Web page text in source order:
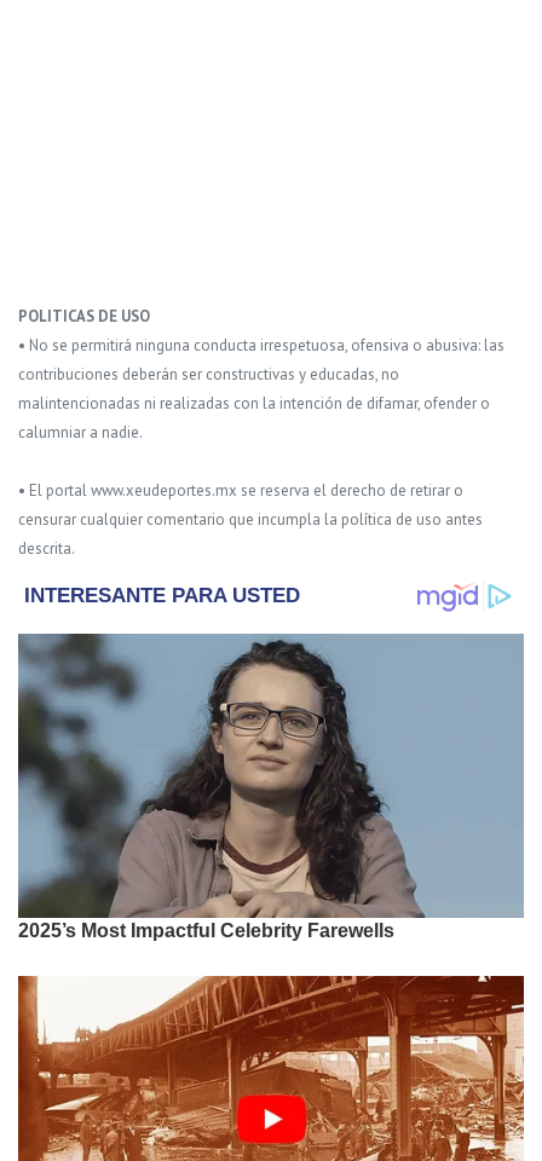
POLITICAS DE USO
• No se permitirá ninguna conducta irrespetuosa, ofensiva o abusiva: las
contribuciones deberán ser constructivas y educadas, no
malintencionadas ni realizadas con la intención de difamar, ofender o
calumniar a nadie.
• El portal www.xeudeportes.mx se reserva el derecho de retirar o
censurar cualquier comentario que incumpla la política de uso antes
descrita.